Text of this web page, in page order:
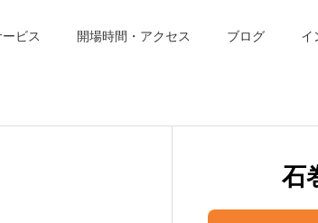
ビス 開場時間・アクセス ブログ イ
石